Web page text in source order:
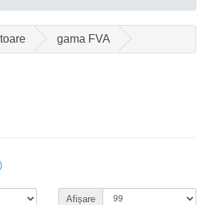
gama FVA
Afișare